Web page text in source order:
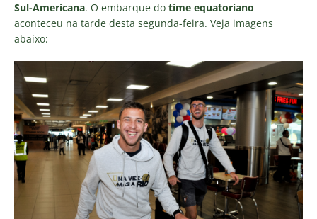
Sul-Americana. O embarque do time equatoriano
aconteceu na tarde desta segunda-feira. Veja imagens
abaixo: